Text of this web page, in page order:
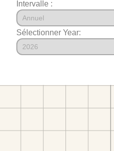
Intervalle :
Sélectionner Year: